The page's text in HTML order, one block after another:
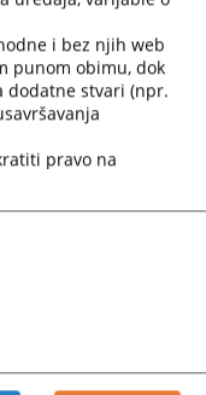
службених возила
i bez njih web
punom obimu, dok
dodatne stvari (npr.
pravo na